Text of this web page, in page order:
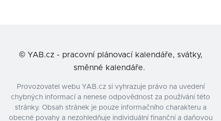
© YAB.cz - pracovní plánovací kalendáře, svátky,
směnné kalendáře.
Provozovatel webu YAB.cz si vyhrazuje právo na uvedení
chybných informací a nenese odpovědnost za používání této
stránky. Obsah stránek je pouze informačního charakteru a
obecné povahy a nezohledňuje individuální finanční a daňovou